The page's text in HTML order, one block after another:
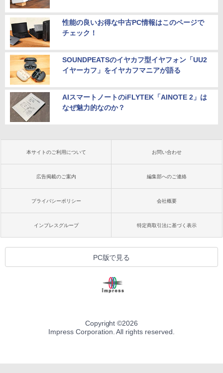
性能の良いお得な中古PC情報はこのページで
チェック！
SOUNDPEATSのイヤカフ型イヤフォン「UU2
イヤーカフ」をイヤカフマニアが語る
AIスマートノートのiFLYTEK「AINOTE 2」は
なぜ魅力的なのか？
本サイトのご利用について お問い合わせ
広告掲載のご案内 編集部へのご連絡
プライバシーポリシー 会社概要
インプレスグループ 特定商取引法に基づく表示
PC版で見る
Copyright ©2026
Impress Corporation. All rights reserved.